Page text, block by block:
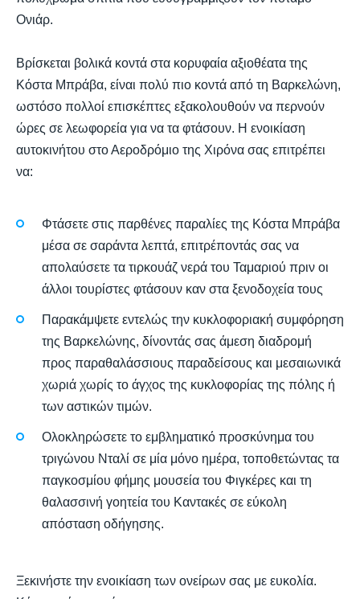
Ονιάρ.
Βρίσκεται βολικά κοντά στα κορυφαία αξιοθέατα της
Κόστα Μπράβα, είναι πολύ πιο κοντά από τη Βαρκελώνη,
ωστόσο πολλοί επισκέπτες εξακολουθούν να περνούν
ώρες σε λεωφορεία για να τα φτάσουν. Η ενοικίαση
αυτοκινήτου στο Αεροδρόμιο της Χιρόνα σας επιτρέπει
να:
Φτάσετε στις παρθένες παραλίες της Κόστα Μπράβα
μέσα σε σαράντα λεπτά, επιτρέποντάς σας να
απολαύσετε τα τιρκουάζ νερά του Ταμαριού πριν οι
άλλοι τουρίστες φτάσουν καν στα ξενοδοχεία τους
Παρακάμψετε εντελώς την κυκλοφοριακή συμφόρηση
της Βαρκελώνης, δίνοντάς σας άμεση διαδρομή
προς παραθαλάσσιους παραδείσους και μεσαιωνικά
χωριά χωρίς το άγχος της κυκλοφορίας της πόλης ή
των αστικών τιμών.
Ολοκληρώσετε το εμβληματικό προσκύνημα του
τριγώνου Νταλί σε μία μόνο ημέρα, τοποθετώντας τα
παγκοσμίου φήμης μουσεία του Φιγκέρες και τη
θαλασσινή γοητεία του Καντακές σε εύκολη
απόσταση οδήγησης.
Ξεκινήστε την ενοικίαση των ονείρων σας με ευκολία.